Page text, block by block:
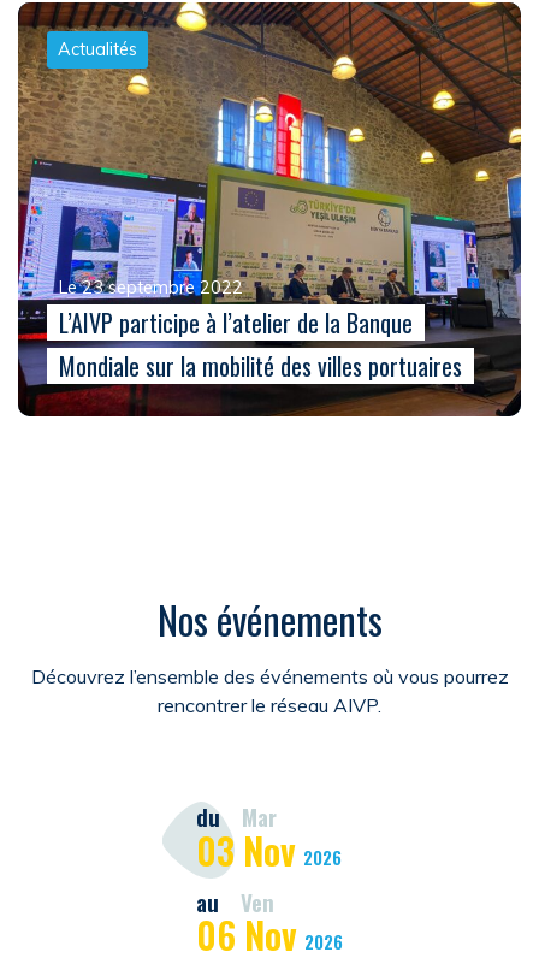
Actualités
Le 23 septembre 2022
L’AIVP participe à l’atelier de la Banque
Mondiale sur la mobilité des villes portuaires
Nos événements
Découvrez l’ensemble des événements où vous pourrez
rencontrer le réseau AIVP.
du Mar
03 Nov 2026
au Ven
06 Nov 2026